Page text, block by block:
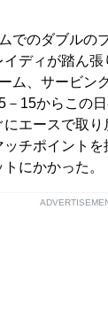
でのダブルの
ディが踏ん
ム、サービン
－15からこの
エースで取
チポイント
にかかった。